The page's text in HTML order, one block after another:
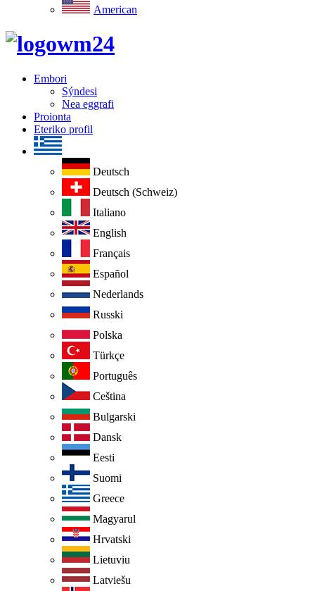
American
Embori
Sýndesi
Nea eggrafi
Proionta
Eteriko profil
Deutsch
Deutsch (Schweiz)
Italiano
English
Français
Español
Nederlands
Russki
Polska
Türkçe
Português
Ceština
Bulgarski
Dansk
Eesti
Suomi
Greece
Magyarul
Hrvatski
Lietuviu
Latviešu